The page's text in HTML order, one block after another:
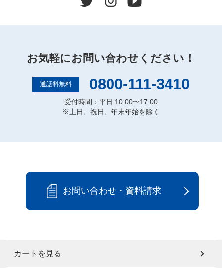
お気軽にお問い合わせください！
通話料無料 0800-111-3410
受付時間：平日 10:00〜17:00
※土日、祝日、年末年始を除く
お問い合わせ・資料請求
カートを見る